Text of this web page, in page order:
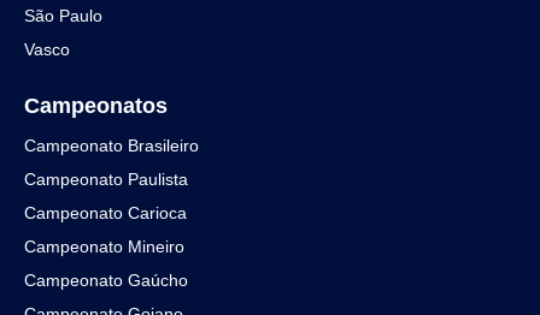
São Paulo
Vasco
Campeonatos
Campeonato Brasileiro
Campeonato Paulista
Campeonato Carioca
Campeonato Mineiro
Campeonato Gaúcho